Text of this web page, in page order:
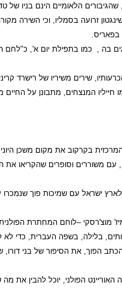
הלאומיים הינם בניו של
זרועה בסמליו, וכי השירה
בה , כמו בתפילת יום א', כ"לחם
שירים משיריו של רישרד
חייליו המנצחים, מתבונן על החיים
בקרקוב את מקום משכן
עם משוררים וסופרים שהקריאו את
לארץ ישראל עם שמיכות פוך
מוצ'רסקי –לוחם המחתרת
בלילה, בשפה העברית, כדי לא
הפוך, את הסיפור של בני דורו,
הפולני, יוכל להבין את מה